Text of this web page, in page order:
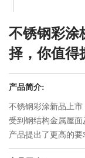
不锈钢彩涂
择，你值得
产品简介:
不锈钢彩涂新品上市
受到钢结构金属屋
产品提出了更高的
后，上海宝钢和烨